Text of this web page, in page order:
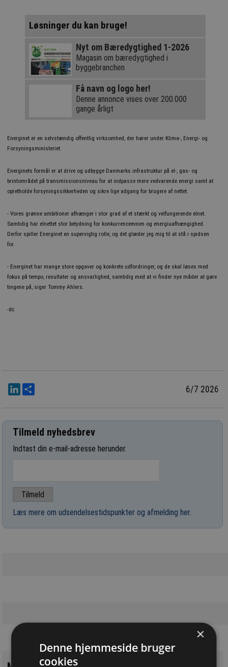
Løsninger du kan bruge!
Nyt om Bæredygtighed 1-2026
Magasin om bæredygtighed i
byggebranchen
Få navn og logo her!
Denne annonce vises over 200.000
gange årligt
Energinet er en selvstændig offentlig virksomhed, der hører under Klima-, Energi- og
Forsyningsministeriet.
Energinets formål er at drive og udbygge Danmarks infrastruktur på el-, gas- og
brintområdet på transmissionsniveau for at indpasse mere vedvarende energi samt at
opretholde forsyningssikkerheden og sikre lige adgang for brugere af nettet.
- Vores grønne ambitioner afhænger i stor grad af et stærkt og velfungerende elnet.
Samtidig har elnettet stor betydning for konkurrenceevnen og energiuafhængighed.
Derfor spiller Energinet en supervigtig rolle, og det glæder jeg mig til at stå i spidsen
for.
- Energinet har mange store opgaver og konkrete udfordringer, og de skal løses med
fokus på tempo, resultater og ansvarlighed, samtidig med at vi finder nye måder at gøre
tingene på, siger Tommy Ahlers.
-dc
LinkedIn 6/7 2026
Tilmeld nyhedsbrev
Indtast din e-mail-adresse herunder.
Læs mere om udsendelsestidspunkter og afmelding her.
×
Denne hjemmeside bruger
cookies